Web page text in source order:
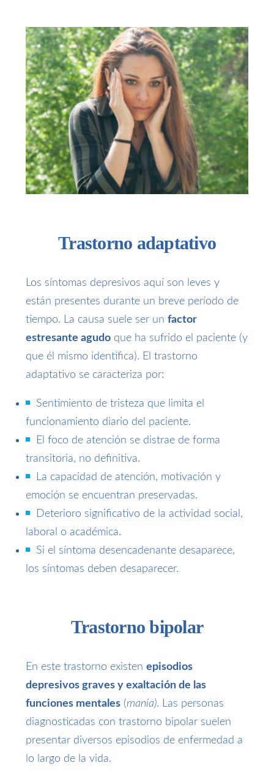
Trastorno adaptativo
Los síntomas depresivos aquí son leves y
están presentes durante un breve período de
tiempo. La causa suele ser un factor
estresante agudo que ha sufrido el paciente (y
que él mismo identifica). El trastorno
adaptativo se caracteriza por:
Sentimiento de tristeza que limita el
funcionamiento diario del paciente.
El foco de atención se distrae de forma
transitoria, no definitiva.
La capacidad de atención, motivación y
emoción se encuentran preservadas.
Deterioro significativo de la actividad social,
laboral o académica.
Si el síntoma desencadenante desaparece,
los síntomas deben desaparecer.
Trastorno bipolar
En este trastorno existen episodios
depresivos graves y exaltación de las
funciones mentales (manía). Las personas
diagnosticadas con trastorno bipolar suelen
presentar diversos episodios de enfermedad a
lo largo de la vida.